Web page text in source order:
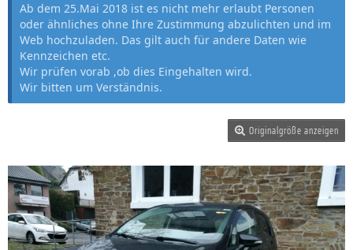
Ab dem 25.Mai 2018 ist es nicht mehr erlaubt Personen
oder ähnliches ohne Ihre Zustimmung abzulichten und im
Web hochzuladen. Das gilt auch für andere Daten wie
Kennzeichen etc.
Wir prüfen vorab ,ob dies Eingehalten wird.
Wir bitten um Verständnis.
Originalgröße anzeigen